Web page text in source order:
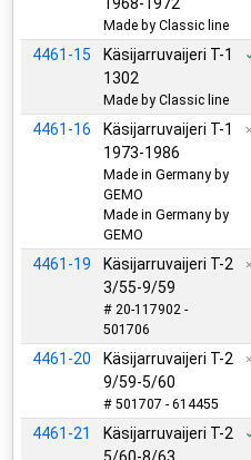
Made by Classic line
4461-15
Käsijarruvaijeri T-1
1302
Made by Classic line
4461-16
Käsijarruvaijeri T-1
1973-1986
Made in Germany by
GEMO
Made in Germany by
GEMO
4461-19
Käsijarruvaijeri T-2
3/55-9/59
# 20-117902 -
501706
4461-20
Käsijarruvaijeri T-2
9/59-5/60
# 501707 - 614455
4461-21
Käsijarruvaijeri T-2